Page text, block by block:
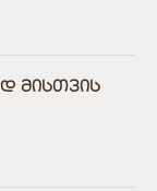
მისთვის